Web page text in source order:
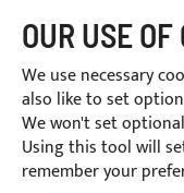
DISCOUNTS
OUR USE OF
We use necessary
also like to set
We won't set
Using this tool will
remember your